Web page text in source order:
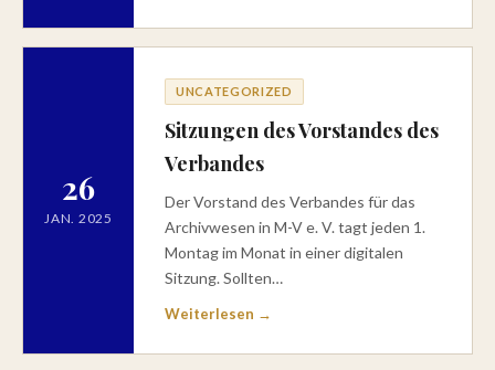
26
JAN. 2025
UNCATEGORIZED
Sitzungen des Vorstandes des
Verbandes
Der Vorstand des Verbandes für das
Archivwesen in M-V e. V. tagt jeden 1.
Montag im Monat in einer digitalen
Sitzung. Sollten…
Weiterlesen →